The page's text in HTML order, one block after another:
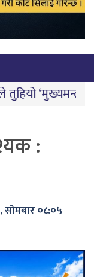
बेटी पढाऊँ,
:
सोमबार ०८:०५